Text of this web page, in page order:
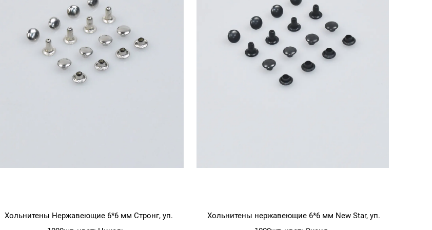
Хольнитены Нержавеющие 6*6 мм Стронг, уп.
Хольнитены нержавеющие 6*6 мм New Star, уп.